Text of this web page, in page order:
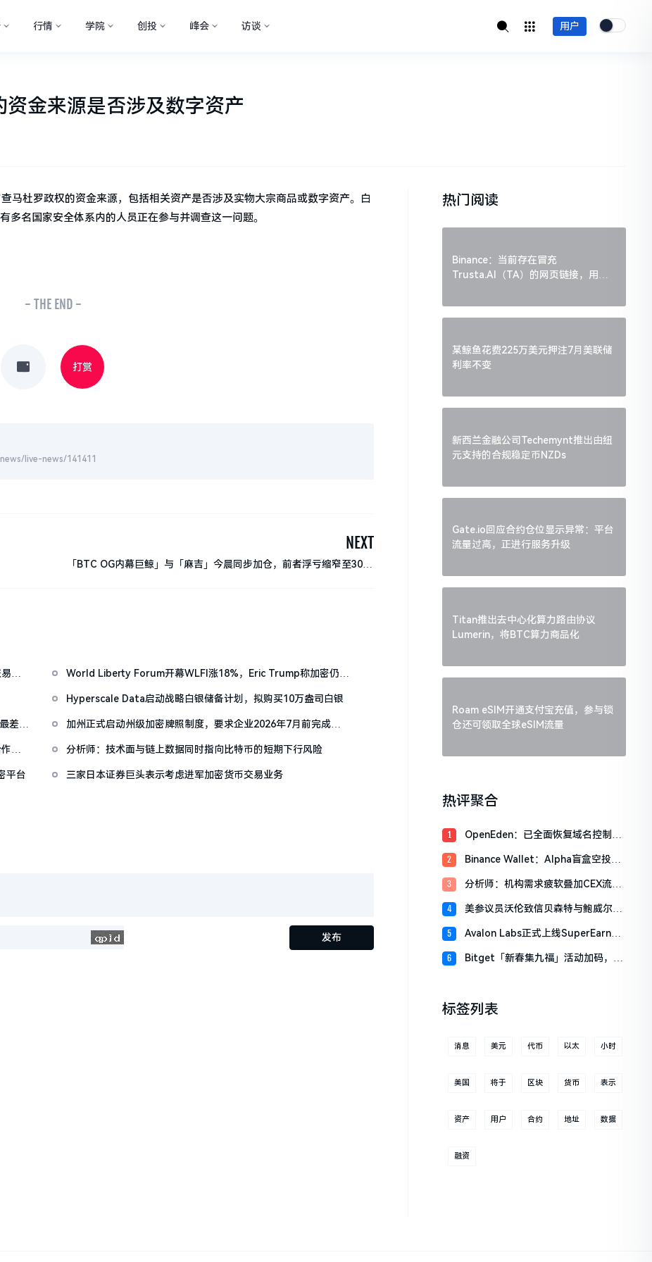
行情 学院 创投 峰会 访谈 用户
金来源是否涉及数字资产
马杜罗政权的资金来源，包括相关资产是否涉及实物大宗商品或数字资产。白
名国家安全体系内的人员正在参与并调查这一问题。
- THE END -
打赏
news/live-news/141411
NEXT
「BTC OG内幕巨鲸」与「麻吉」今晨同步加仓，前者浮亏缩窄至3079
创
World Liberty Forum开幕WLFI涨18%，Eric Trump称加密仍处
Hyperscale Data启动战略白银储备计划，拟购买10万盎司白银
差年
加州正式启动州级加密牌照制度，要求企业2026年7月前完成
，
分析师：技术面与链上数据同时指向比特币的短期下行风险
平台 三家日本证券巨头表示考虑进军加密货币交易业务
发布
热门阅读
Binance：当前存在冒充
Trusta.AI（TA）的网页链接，用户
某鲸鱼花费225万美元押注7月美联储
利率不变
新西兰金融公司Techemynt推出由纽
元支持的合规稳定币NZDs
Gate.io回应合约仓位显示异常：平台
流量过高，正进行服务升级
Titan推出去中心化算力路由协议
Lumerin，将BTC算力商品化
Roam eSIM开通支付宝充值，参与锁
仓还可领取全球eSIM流量
热评聚合
1
OpenEden：已全面恢复域名控制，
2
Binance Wallet：Alpha盲盒空投将
分
3
分析师：机构需求疲软叠加CEX流入
4
美参议员沃伦致信贝森特与鲍威尔，
行业
5
Avalon Labs正式上线SuperEarn理
6
Bitget「新春集九福」活动加码，报
标签列表
消息 美元 代币 以太 小时
美国 将于 区块 货币 表示
资产 用户 合约 地址 数据
融资